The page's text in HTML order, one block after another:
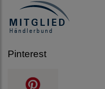
Pinterest